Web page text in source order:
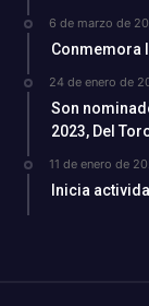
6 de marzo de
Conmemora
24 de enero de
Son
2023, Del
11 de enero de
Inicia